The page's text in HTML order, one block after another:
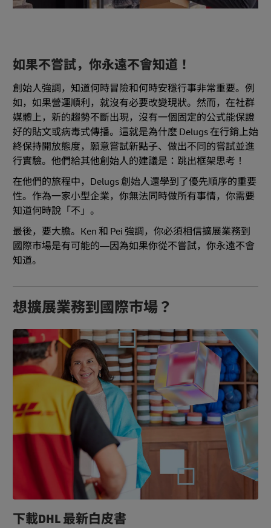
如果不嘗試，你永遠不會知道！
創始人強調，知道何時冒險和何時安穩行事非常重要。例
如，如果營運順利，就沒有必要改變現狀。然而，在社群
媒體上，新的趨勢不斷出現，沒有一個固定的公式能保證
好的貼文或病毒式傳播。這就是為什麼 Delugs 在行銷上始
終保持開放態度，願意嘗試新點子、做出不同的嘗試並進
行實驗。他們給其他創始人的建議是：跳出框架思考！
在他們的旅程中，Delugs 創始人還學到了優先順序的重要
性。作為一家小型企業，你無法同時做所有事情，你需要
知道何時說「不」。
最後，要大膽。Ken 和 Pei 強調，你必須相信擴展業務到
國際市場是有可能的—因為如果你從不嘗試，你永遠不會
知道。
想擴展業務到國際市場？
下載DHL 最新白皮書